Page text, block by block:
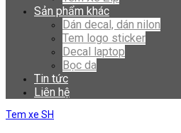
Sản phẩm khác
Dán decal, dán nilon
Tem logo sticker
Decal laptop
Bọc da
Tin tức
Liên hệ
Tem xe SH